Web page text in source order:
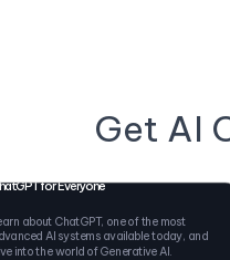
Get AI
for Everyone
about ChatGPT, one of the most
AI systems available today, and
into the world of Generative AI.